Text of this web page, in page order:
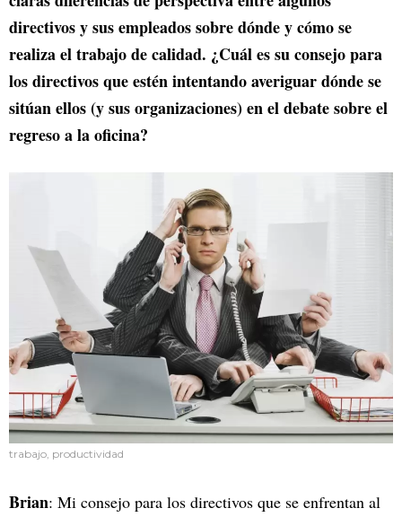
directivos y sus empleados sobre dónde y cómo se
realiza el trabajo de calidad. ¿Cuál es su consejo para
los directivos que estén intentando averiguar dónde se
sitúan ellos (y sus organizaciones) en el debate sobre el
regreso a la oficina?
trabajo, productividad
Brian: Mi consejo para los directivos que se enfrentan al